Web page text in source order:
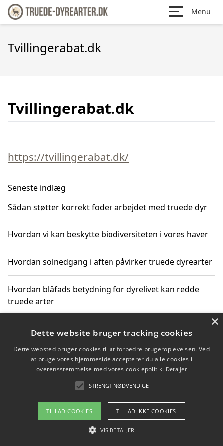
Menu
Tvillingerabat.dk
Tvillingerabat.dk
https://tvillingerabat.dk/
Seneste indlæg
Sådan støtter korrekt foder arbejdet med truede dyr
Hvordan vi kan beskytte biodiversiteten i vores haver
Hvordan solnedgang i aften påvirker truede dyrearter
Hvordan blåfads betydning for dyrelivet kan redde
truede arter
Hvordan kan gaver til unge voksne støtte bevarelsen
Copyright 2026 - Pilanto Aps
Om / kontakt
Blog Betingelser
×
Dette website bruger tracking cookies
Dette websted bruger cookies til at forbedre brugeroplevelsen. Ved
at bruge vores hjemmeside accepterer du alle cookies i
overensstemmelse med vores cookiepolitik. Detaljer
STRENGT NØDVENDIGE
TILLAD COOKIES TILLAD IKKE COOKIES
VIS DETALJER